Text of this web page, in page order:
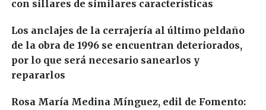
con sillares de similares características
Los anclajes de la cerrajería al último peldaño
de la obra de 1996 se encuentran deteriorados,
por lo que será necesario sanearlos y
repararlos
Rosa María Medina Mínguez, edil de Fomento: